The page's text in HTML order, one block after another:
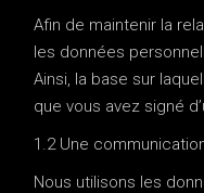
Afin de maintenir la
les données
Ainsi, la base sur
que vous avez signé
1.2 Une
Nous utilisons les